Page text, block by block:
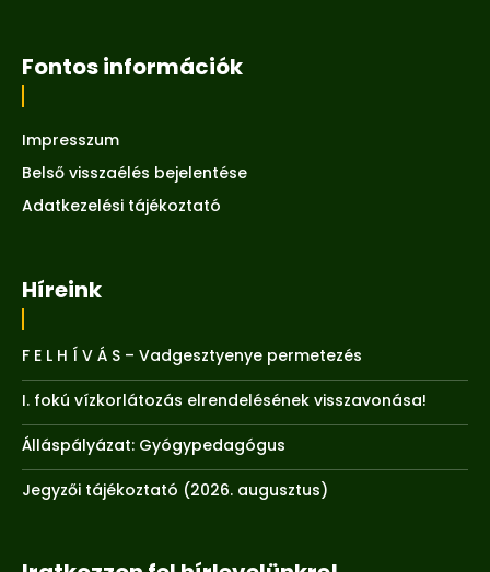
Fontos információk
Impresszum
Belső visszaélés bejelentése
Adatkezelési tájékoztató
Híreink
F E L H Í V Á S – Vadgesztyenye permetezés
I. fokú vízkorlátozás elrendelésének visszavonása!
Álláspályázat: Gyógypedagógus
Jegyzői tájékoztató (2026. augusztus)